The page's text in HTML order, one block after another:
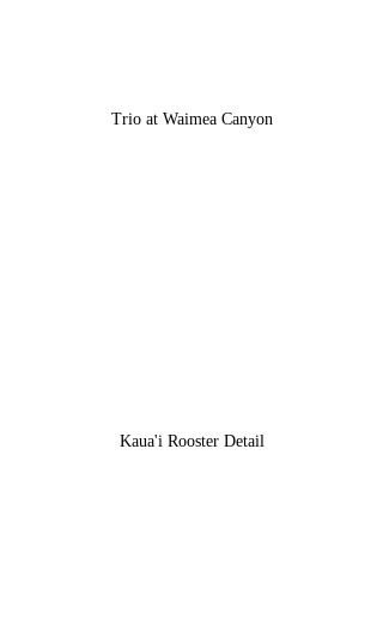
Trio at Waimea Canyon
Kaua'i Rooster Detail